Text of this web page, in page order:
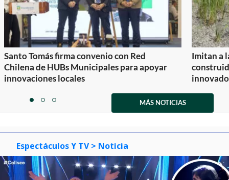
Santo Tomás firma convenio con Red
Chilena de HUBs Municipales para apoyar
innovaciones locales
Imitan a
itemitemitem
MÁS NOTICIAS
Espectáculos Y TV > Noticia